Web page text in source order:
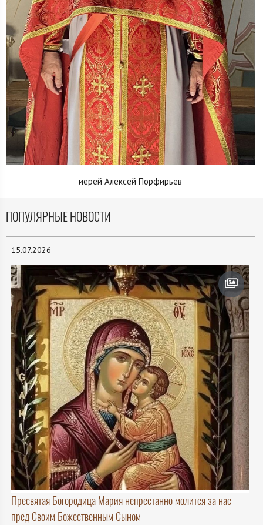
иерей Алексей Порфирьев
ПОПУЛЯРНЫЕ НОВОСТИ
15.07.2026
Пресвятая Богородица Мария непрестанно молится за нас
пред Своим Божественным Сыном